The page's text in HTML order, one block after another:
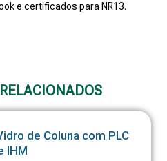
e certificados para NR13.